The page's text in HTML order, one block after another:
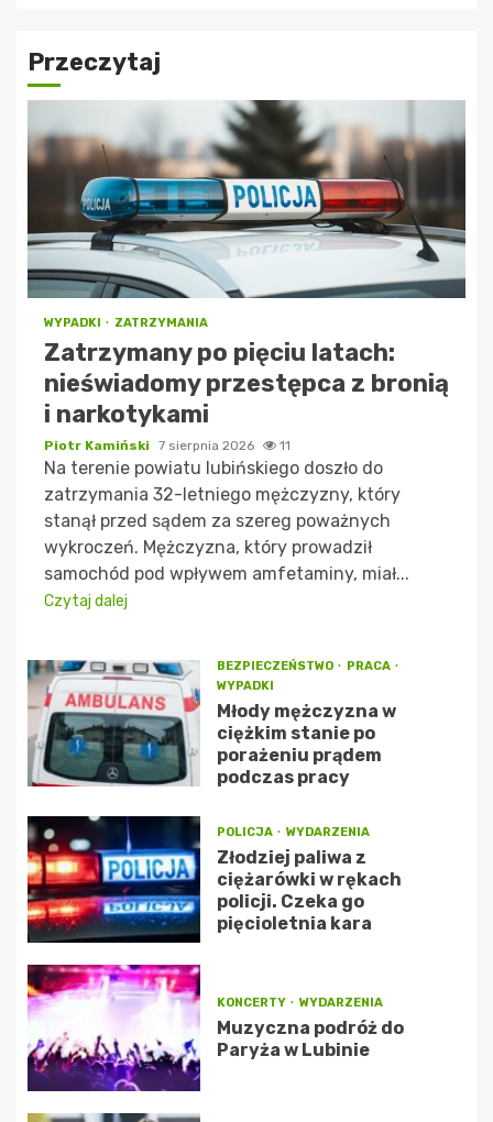
Przeczytaj
WYPADKI ZATRZYMANIA
Zatrzymany po pięciu latach:
nieświadomy przestępca z bronią
i narkotykami
Piotr Kamiński 7 sierpnia 2026 11
Na terenie powiatu lubińskiego doszło do
zatrzymania 32-letniego mężczyzny, który
stanął przed sądem za szereg poważnych
wykroczeń. Mężczyzna, który prowadził
samochód pod wpływem amfetaminy, miał...
Czytaj dalej
BEZPIECZEŃSTWO
PRACA
WYPADKI
Młody mężczyzna w
ciężkim stanie po
porażeniu prądem
podczas pracy
POLICJA WYDARZENIA
Złodziej paliwa z
ciężarówki w rękach
policji. Czeka go
pięcioletnia kara
KONCERTY WYDARZENIA
Muzyczna podróż do
Paryża w Lubinie